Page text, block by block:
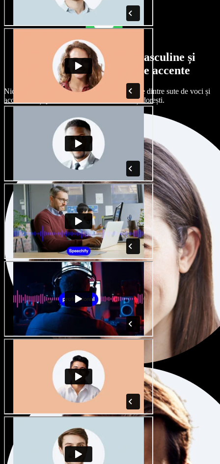
Selecție largă de voci masculine și
feminine, cu tot felul de accente
Niciun proiect nu trebuie să sune la fel. Alege dintre sute de voci și
accente AI și personalizează-le exact cum îți dorești.